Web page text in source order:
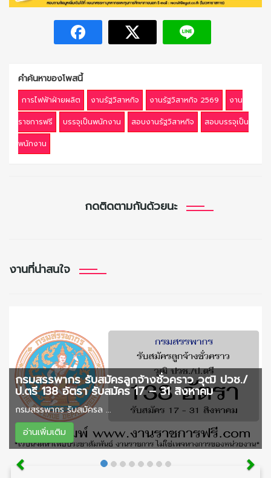
คำค้นหาของโพสนี้
การไฟฟ้าฝ่ายผลิต งานรัฐวิสาหกิจ งานรัฐวิสาหกิจ 2569
งาน
ราชการฟรี
บรรจุเป็นพนักงาน สอบงานรัฐวิสาหกิจ
สอบบรรจุเป็น
พนักงาน
กดติดตามกันด้วยนะ
งานที่น่าสนใจ
กรมสรรพากร รับสมัครลูกจ้างชั่วคราว วุฒิ ปวช./
ป.ตรี 138 อัตรา รับสมัคร 17 – 31 สิงหาคม
กรมสรรพากร รับสมัครล ...
อ่านเพิ่มเติม